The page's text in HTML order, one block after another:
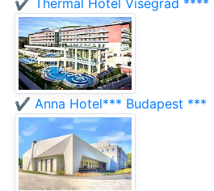
✔️ Thermal Hotel Visegrád ****
✔️ Anna Hotel*** Budapest ***